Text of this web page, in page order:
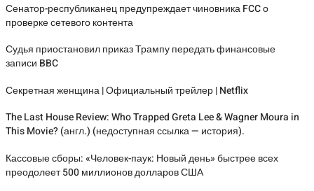
Сенатор-республиканец предупреждает чиновника FCC о
проверке сетевого контента
Судья приостановил приказ Трампу передать финансовые
записи BBC
Секретная женщина | Официальный трейлер | Netflix
The Last House Review: Who Trapped Greta Lee & Wagner Moura in
This Movie? (англ.) (недоступная ссылка — история).
Кассовые сборы: «Человек-паук: Новый день» быстрее всех
преодолеет 500 миллионов долларов США